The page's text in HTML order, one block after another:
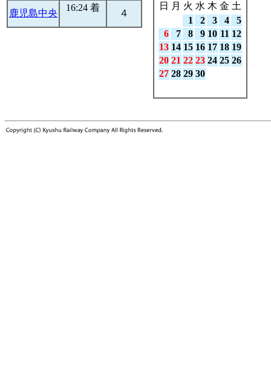
鹿児島中央
16:24 着
４
日
月 火 水 木 金 土
1
2 3 4
5
6
7 8 9 10 11 12
13 14 15 16 17 18 19
20 21 22 23 24 25 26
27 28 29 30